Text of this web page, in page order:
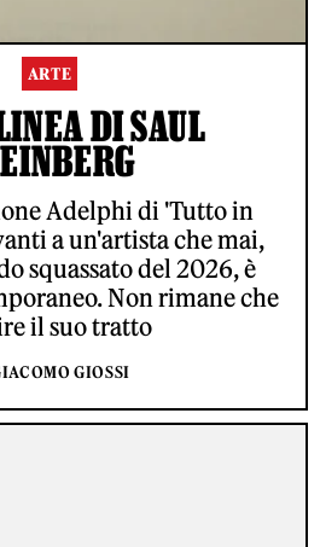
ARTE
DI SAUL
Adelphi di 'Tutto in
a un'artista che mai,
squassato del 2026, è
Non rimane che
il suo tratto
GIOSSI